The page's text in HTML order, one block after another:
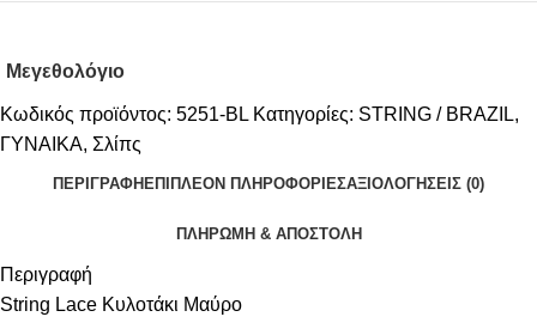
Μεγεθολόγιο
Κωδικός προϊόντος: 5251-BL Κατηγορίες: STRING / BRAZIL,
ΓΥΝΑΙΚΑ, Σλίπς
ΠΕΡΙΓΡΑΦΉ ΕΠΙΠΛΈΟΝ ΠΛΗΡΟΦΟΡΊΕΣΑΞΙΟΛΟΓΉΣΕΙΣ (0)
ΠΛΗΡΩΜΗ & ΑΠΟΣΤΟΛΗ
Περιγραφή
String Lace Κυλοτάκι Μαύρο